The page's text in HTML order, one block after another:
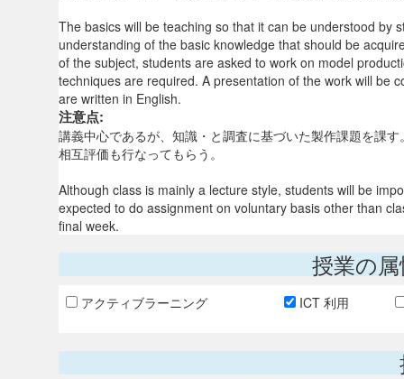
The basics will be teaching so that it can be understood by
understanding of the basic knowledge that should be
of the subject, students are asked to work on model
techniques are required. A presentation of the work will be
are written in English.
注意点:
講義中心であるが、知識・と調査に基づいた製作課題を課
相互評価も行なってもらう。
Although class is mainly a lecture style, students will be
expected to do assignment on voluntary basis other than
final week.
授業の
アクティブラーニング ICT 利用